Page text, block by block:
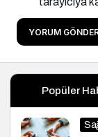
YORUM
Popüler